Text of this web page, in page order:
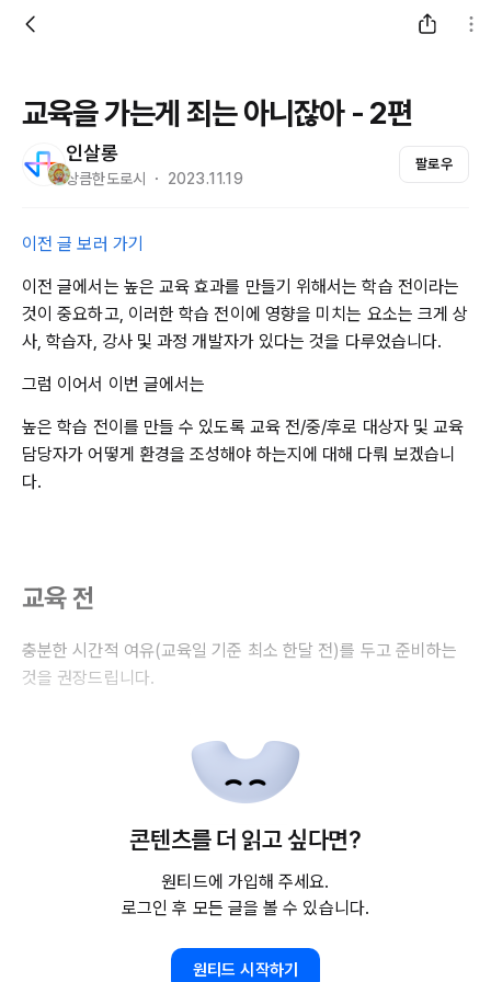
교육을 가는게 죄는 아니잖아 - 2편
인살롱
상큼한도로시 ・ 2023.11.19
팔로우
이전 글 보러 가기
이전 글에서는 높은 교육 효과를 만들기 위해서는 학습 전이라는
것이 중요하고, 이러한 학습 전이에 영향을 미치는 요소는 크게 상
사, 학습자, 강사 및 과정 개발자가 있다는 것을 다루었습니다.
그럼 이어서 이번 글에서는
높은 학습 전이를 만들 수 있도록 교육 전/중/후로 대상자 및 교육
담당자가 어떻게 환경을 조성해야 하는지에 대해 다뤄 보겠습니
다.
교육 전
충분한 시간적 여유(교육일 기준 최소 한달 전)를 두고 준비하는
것을 권장드립니다.
콘텐츠를 더 읽고 싶다면?
원티드에 가입해 주세요.
로그인 후 모든 글을 볼 수 있습니다.
원티드 시작하기